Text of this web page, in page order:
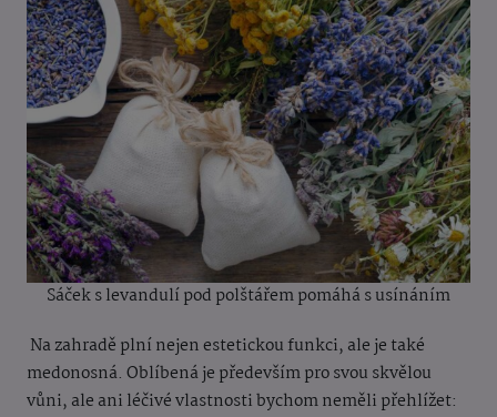
Sáček s levandulí pod polštářem pomáhá s usínáním
Na zahradě plní nejen estetickou funkci, ale je také
medonosná. Oblíbená je především pro svou skvělou
vůni, ale ani léčivé vlastnosti bychom neměli přehlížet: